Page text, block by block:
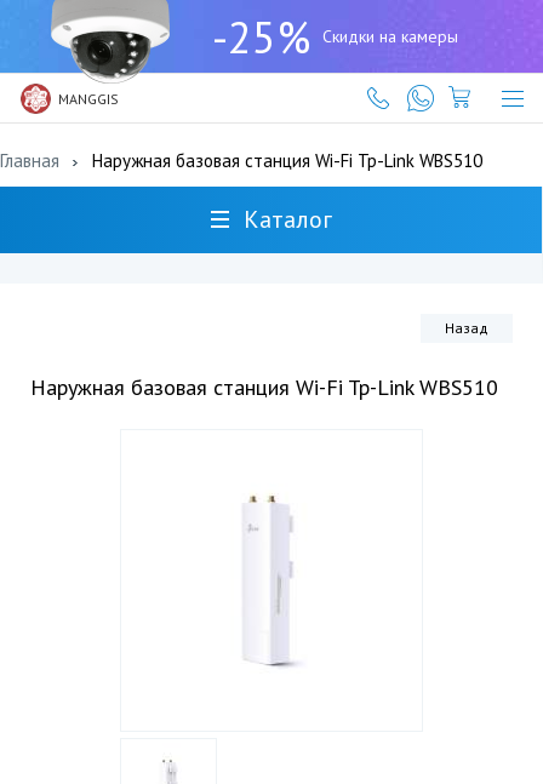
-25% Скидки на камеры
MANGGIS
(727)
317-
61-
61
Главная Наружная базовая станция Wi-Fi Tp-Link WBS510
Каталог
Назад
Наружная базовая станция Wi-Fi Tp-Link WBS510